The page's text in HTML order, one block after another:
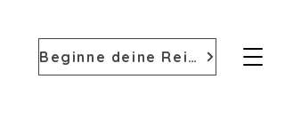
Beginne deine Reise